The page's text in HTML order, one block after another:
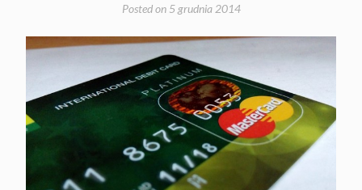
Posted on 5 grudnia 2014